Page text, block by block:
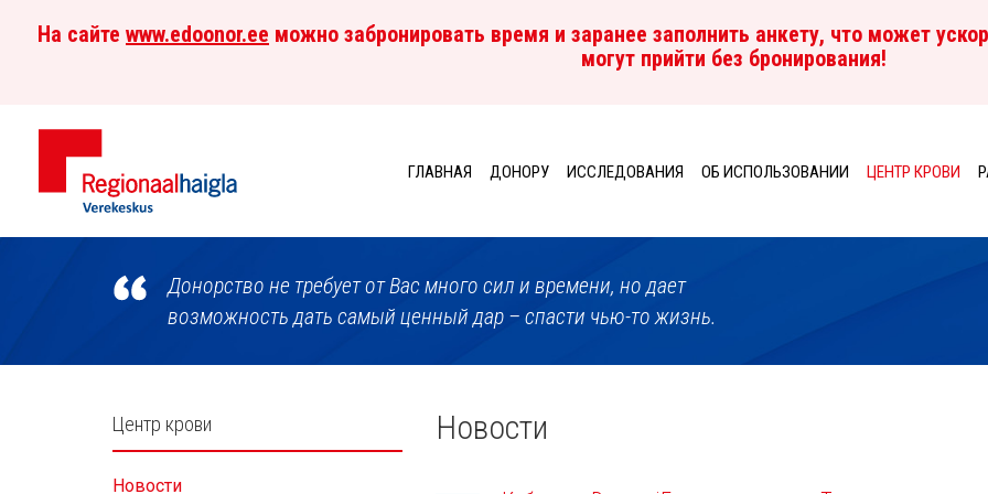
На сайте www.edoonor.ee можно забронировать время и заранее заполнить анкету, что может
могут прийти без бронирования!
Центр
крови
ГЛАВНАЯ ДОНОРУ ИССЛЕДОВАНИЯ ОБ ИСПОЛЬЗОВАНИИ ЦЕНТР КРОВИ
Донорство не требует от Вас много сил и времени, но дает
возможность дать самый ценный дар – спасти чью-то жизнь.
Külgpaani
navigatsioon
Центр крови
Новости
Новости